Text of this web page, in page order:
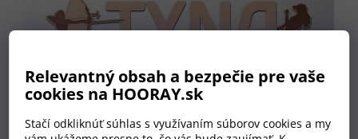
Relevantný obsah a bezpečie pre vaše
cookies na HOORAY.sk
Stačí odkliknúť súhlas s využívaním súborov cookies a my